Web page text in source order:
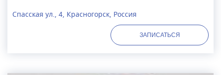
Спасская ул., 4, Красногорск, Россия
ЗАПИСАТЬСЯ